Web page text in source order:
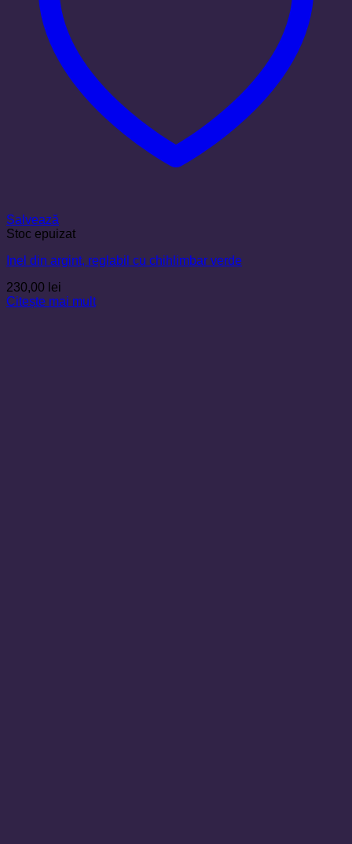
Salvează
Stoc epuizat
Inel din argint, reglabil cu chihlimbar verde
230,00 lei
Citește mai mult